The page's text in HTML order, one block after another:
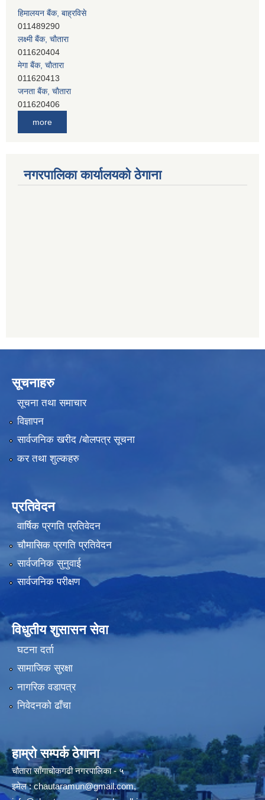
हिमालयन बैंक, बाह्रविसे
011489290
लक्ष्मी बैंक, चाैतारा
011620404
मेगा बैंक, चाैतारा
011620413
जनता बैंक, चाैतारा
011620406
सिभिल बैंक, मेलम्ची
011401055
more
नगरपालिका कार्यालयको ठेगाना
सूचनाहरु
सूचना तथा समाचार
विज्ञापन
सार्वजनिक खरीद /बोलपत्र सूचना
कर तथा शुल्कहरु
प्रतिवेदन
वार्षिक प्रगति प्रतिवेदन
चौमासिक प्रगति प्रतिवेदन
सार्वजनिक सुनुवाई
सार्वजनिक परीक्षण
विधुतीय शुसासन सेवा
घटना दर्ता
सामाजिक सुरक्षा
नागरिक वडापत्र
निवेदनको ढाँचा
हाम्रो सम्पर्क ठेगाना
चौतारा साँगाचोकगढी नगरपालिका - ५
इमेल :chautaramun@gmail.com,